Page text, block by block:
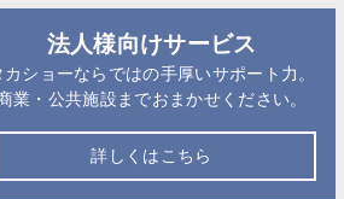
法人様向けサービス
カショーならではの手厚いサポート力。
業・公共施設までおまかせください。
詳しくはこちら